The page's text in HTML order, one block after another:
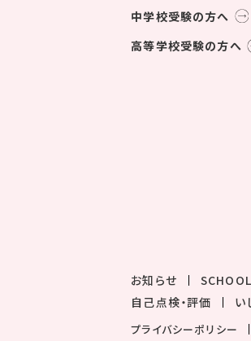
中学校受験の方へ
高等学校受験の方へ
お知らせ
自己点検・評価
い
プライバシーポリシー